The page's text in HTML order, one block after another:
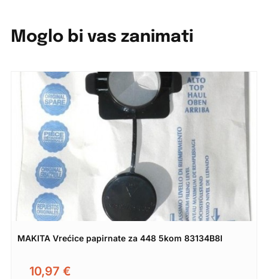
Moglo bi vas zanimati
MAKITA Vrećice papirnate za 448 5kom 83134B8I
10,97 €